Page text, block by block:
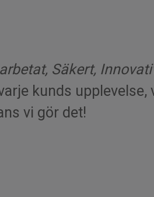
Säkert,
kunds upplevelse,
vi gör det!